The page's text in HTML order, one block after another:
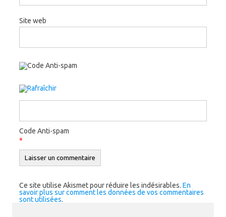
Site web
Code Anti-spam
*
Ce site utilise Akismet pour réduire les indésirables. En
savoir plus sur comment les données de vos commentaires
sont utilisées.